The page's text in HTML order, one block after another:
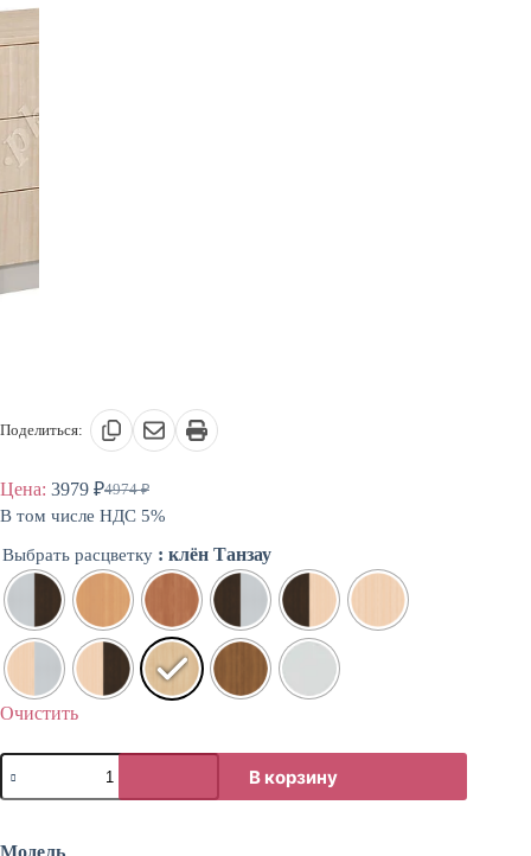
Поделиться:
Цена: 4974₽
Первоначальная
цена
4974 ₽.
3979 ₽Текущая
цена:
В том числе НДС 5%
Выбрать расцветку : клён Танзау
Очистить
Количество
товара
Тумба
с
В корзину